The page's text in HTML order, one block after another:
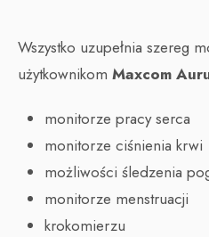
Wszystko uzupełnia szereg
użytkownikom Maxcom
monitorze pracy serca
monitorze ciśnienia krwi
możliwości śledzenia
monitorze menstruacji
krokomierzu